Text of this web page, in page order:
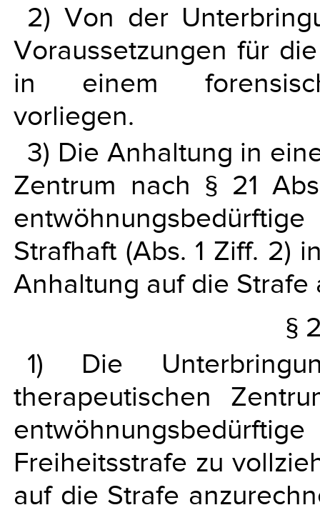
2) Von der
Voraussetzungen für
in einem
vorliegen.
3) Die Anhaltung in
Zentrum nach § 21
Strafhaft (Abs. 1 Ziff. 2)
Anhaltung auf die Strafe
§
1) Die
therapeutischen
Freiheitsstrafe zu
auf die Strafe